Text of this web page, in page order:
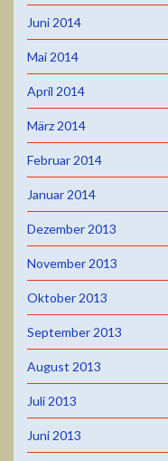
Juni 2014
Mai 2014
April 2014
März 2014
Februar 2014
Januar 2014
Dezember 2013
November 2013
Oktober 2013
September 2013
August 2013
Juli 2013
Juni 2013